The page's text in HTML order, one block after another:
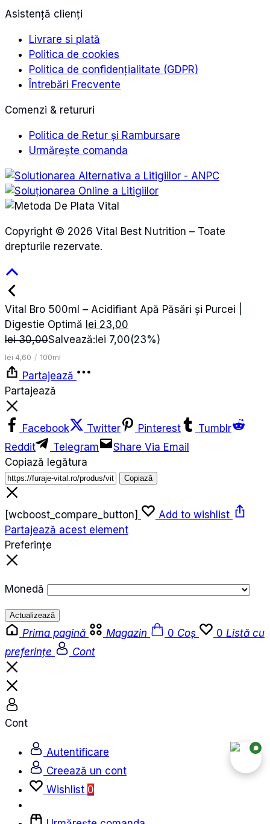
Asistență clienți
Livrare si plată
Politica de cookies
Politica de confidențialitate (GDPR)
Întrebări Frecvente
Comenzi & retururi
Politica de Retur și Rambursare
Urmărește comanda
Copyright © 2026 Vital Best Nutrition – Toate
drepturile rezervate.
Vital Bro 500ml – Acidifiant Apă Păsări și Purcei |
Digestie Optimă lei 23,00
lei30,00Salvează: lei 7,00(23%)
lei 4,60 / 100ml
Partajează
Partajează
Facebook Twitter Pinterest
Tumblr
Reddit
Telegram
Share Via Email
Copiază legătura
Copiază
[wcboost_compare_button]
Add to wishlist
Partajează acest element
Preferințe
Monedă
Actualizează
Prima pagină Magazin 0 Coș 0 Listă cu
preferințe
Cont
Cont
Autentificare
Creează un cont
Wishlist 0